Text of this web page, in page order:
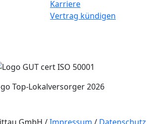
Karriere
Vertrag kündigen